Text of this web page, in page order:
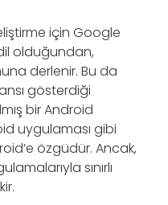
için Google
olduğundan,
derlenir. Bu da
gösterdiği
bir Android
uygulaması gibi
özgüdür. Ancak,
sınırlı